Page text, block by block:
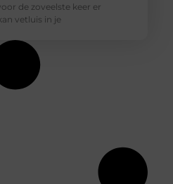
de zoveelste keer er
vetluis in je